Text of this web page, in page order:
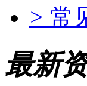
> 常
最新